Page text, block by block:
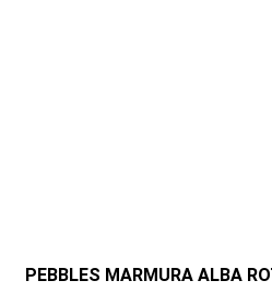
PEBBLES MARMURA ALBA